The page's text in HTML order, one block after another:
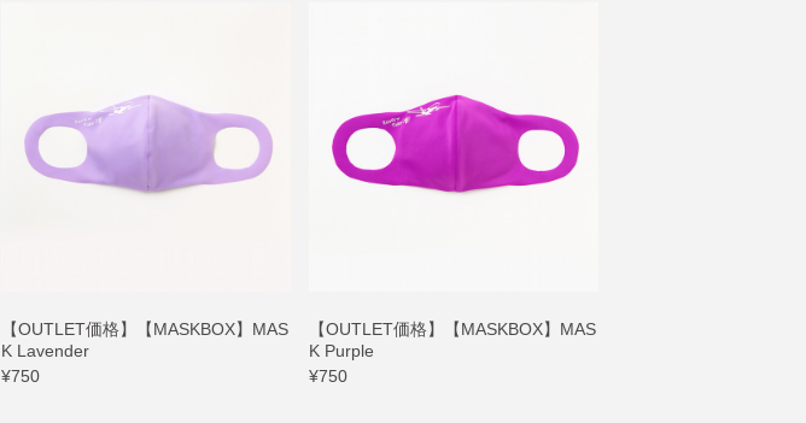
【OUTLET価格】【MASKBOX】MAS
K Lavender
¥750
【OUTLET価格】【MASKBOX】MAS
K Purple
¥750